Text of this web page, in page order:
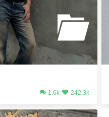
1.6k 242.3k